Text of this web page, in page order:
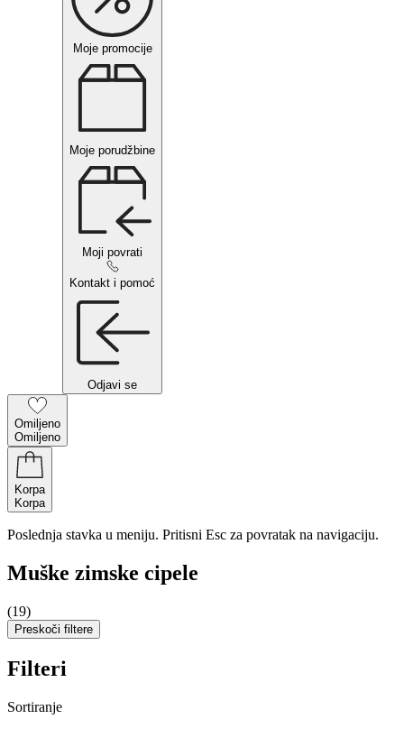
Moje promocije
Moje porudžbine
Moji povrati
Kontakt i pomoć
Odjavi se
Omiljeno
Omiljeno
Korpa
Korpa
Poslednja stavka u meniju. Pritisni Esc za povratak na navigaciju.
Muške zimske cipele
(19)
Preskoči filtere
Filteri
Sortiranje